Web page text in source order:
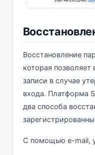
Восстановление
которая позволяет
записи в случае
входа. Платформа
два способа
С помощью e-mail,